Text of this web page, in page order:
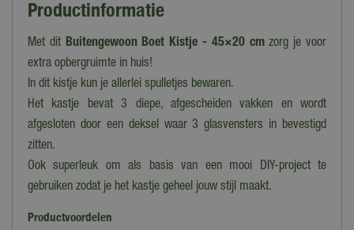
Productinformatie
Met dit Buitengewoon Boet Kistje - 45×20 cmzorg je voor
extra opbergruimte in huis!
In dit kistje kun je allerlei spulletjes bewaren.
Het kastje bevat 3 diepe, afgescheiden vakken en wordt
afgesloten door een deksel waar 3 glasvensters in bevestigd
zitten.
Ook superleuk om als basis van een mooi DIY-project te
gebruiken zodat je het kastje geheel jouw stijl maakt.
Productvoordelen